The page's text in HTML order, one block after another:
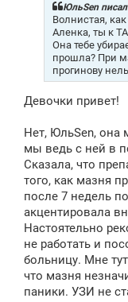
ЮльSen
Волнистая,
Аленка, ты к
Она тебе
прошла? При
прогинову
Девочки привет!
Нет, ЮльSen, она
мы ведь с ней в
Сказала, что
того, как мазня
после 7 недель
акцентировала
Настоятельно
не работать и
больницу. Мне
что мазня
паники. УЗИ не